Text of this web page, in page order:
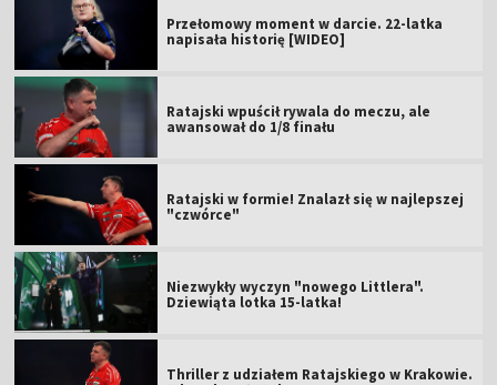
Przełomowy moment w darcie. 22-latka
napisała historię [WIDEO]
Ratajski wpuścił rywala do meczu, ale
awansował do 1/8 finału
Ratajski w formie! Znalazł się w najlepszej
"czwórce"
Niezwykły wyczyn "nowego Littlera".
Dziewiąta lotka 15-latka!
Thriller z udziałem Ratajskiego w Krakowie.